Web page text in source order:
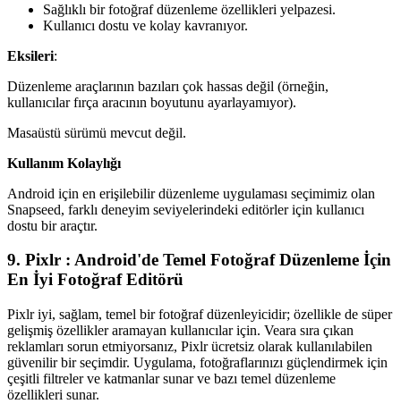
Sağlıklı bir fotoğraf düzenleme özellikleri yelpazesi.
Kullanıcı dostu ve kolay kavranıyor.
Eksileri:
Düzenleme araçlarının bazıları çok hassas değil (örneğin,
kullanıcılar fırça aracının boyutunu ayarlayamıyor).
Masaüstü sürümü mevcut değil.
Kullanım Kolaylığı
Android için en erişilebilir düzenleme uygulaması seçimimiz olan
Snapseed, farklı deneyim seviyelerindeki editörler için kullanıcı
dostu bir araçtır.
9. Pixlr : Android'de Temel Fotoğraf Düzenleme İçin
En İyi Fotoğraf Editörü‍
Pixlr iyi, sağlam, temel bir fotoğraf düzenleyicidir; özellikle de süper
gelişmiş özellikler aramayan kullanıcılar için. Veara sıra çıkan
reklamları sorun etmiyorsanız, Pixlr ücretsiz olarak kullanılabilen
güvenilir bir seçimdir. Uygulama, fotoğraflarınızı güçlendirmek için
çeşitli filtreler ve katmanlar sunar ve bazı temel düzenleme
özellikleri sunar.